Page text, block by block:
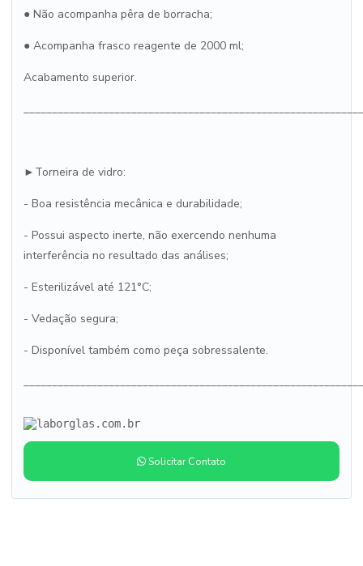
● Não acompanha pêra de borracha;
● Acompanha frasco reagente de 2000 ml;
Acabamento superior.
►Torneira de vidro:
- Boa resistência mecânica e durabilidade;
- Possui aspecto inerte, não exercendo nenhuma
interferência no resultado das análises;
- Esterilizável até 121°C;
- Vedação segura;
- Disponível também como peça sobressalente.
Solicitar Contato